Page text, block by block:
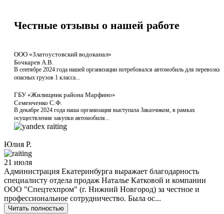
Честные отзывы о нашей работе
ООО «Златоустовский водоканал»
Бочкарев А.В.
В сентябре 2024 года нашей организации потребовался автомобиль для перевозки
опасных грузов 1 класса...
ГБУ «Жилищник района Марфино»
Семенченко С.Ф.
В декабре 2024 года наша организация выступала Заказчиком, в рамках
осуществления закупки автомобиля...
Юлия Р.
21 июля
Администрация Екатеринбурга выражает благодарность
специалисту отдела продаж Наталье Катковой и компании
ООО "Спецтехпром" (г. Нижний Новгород) за честное и
профессиональное сотрудничество. Была ос...
Читать полностью